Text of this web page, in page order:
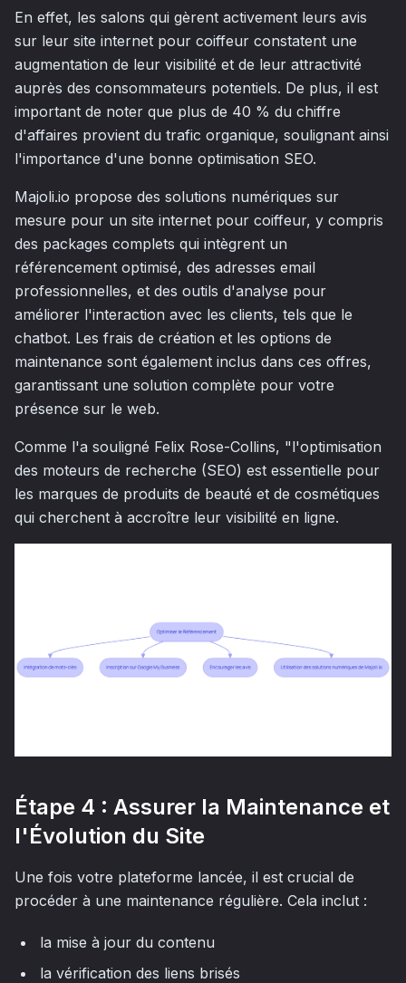
En effet, les salons qui gèrent activement leurs avis
sur leur site internet pour coiffeur constatent une
augmentation de leur visibilité et de leur attractivité
auprès des consommateurs potentiels. De plus, il est
important de noter que plus de 40 % du chiffre
d'affaires provient du trafic organique, soulignant ainsi
l'importance d'une bonne optimisation SEO.
Majoli.io propose des solutions numériques sur
mesure pour un site internet pour coiffeur, y compris
des packages complets qui intègrent un
référencement optimisé, des adresses email
professionnelles, et des outils d'analyse pour
améliorer l'interaction avec les clients, tels que le
chatbot. Les frais de création et les options de
maintenance sont également inclus dans ces offres,
garantissant une solution complète pour votre
présence sur le web.
Comme l'a souligné Felix Rose-Collins, "l'optimisation
des moteurs de recherche (SEO) est essentielle pour
les marques de produits de beauté et de cosmétiques
qui cherchent à accroître leur visibilité en ligne.
Étape 4 : Assurer la Maintenance et
l'Évolution du Site
Une fois votre plateforme lancée, il est crucial de
procéder à une maintenance régulière. Cela inclut :
la mise à jour du contenu
la vérification des liens brisés